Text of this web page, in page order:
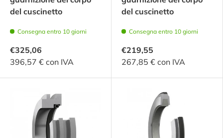
del cuscinetto
Consegna entro 10 giorni
€325,06
396,57 € con IVA
del cuscinetto
Consegna entro 10 giorni
€219,55
267,85 € con IVA